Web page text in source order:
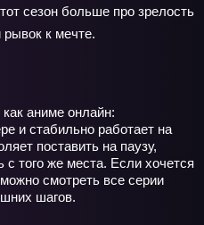
сезон больше про зрелость
к мечте.
аниме онлайн:
и стабильно работает на
поставить на паузу,
того же места. Если хочется
смотреть все серии
шагов.